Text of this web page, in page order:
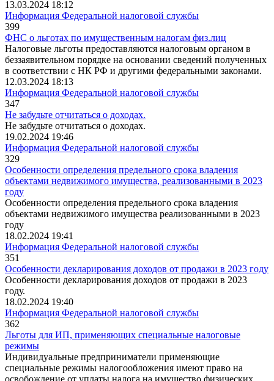
13.03.2024 18:12
Информация Федеральной налоговой службы
399
ФНС о льготах по имущественным налогам физ.лиц
Налоговые льготы предоставляются налоговым органом в
беззаявительном порядке на основании сведений полученных
в соответствии с НК РФ и другими федеральными законами.
12.03.2024 18:13
Информация Федеральной налоговой службы
347
Не забудьте отчитаться о доходах.
Не забудьте отчитаться о доходах.
19.02.2024 19:46
Информация Федеральной налоговой службы
329
Особенности определения предельного срока владения
объектами недвижимого имущества, реализованными в 2023
году
Особенности определения предельного срока владения
объектами недвижимого имущества реализованными в 2023
году
18.02.2024 19:41
Информация Федеральной налоговой службы
351
Особенности декларирования доходов от продажи в 2023 году
Особенности декларирования доходов от продажи в 2023
году.
18.02.2024 19:40
Информация Федеральной налоговой службы
362
Льготы для ИП, применяющих специальные налоговые
режимы
Индивидуальные предприниматели применяющие
специальные режимы налогообложения имеют право на
освобождение от уплаты налога на имущество физических